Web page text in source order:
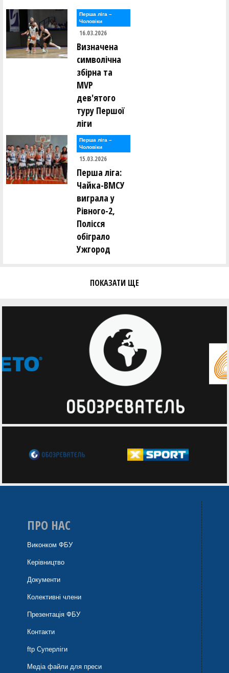
Перша лiга –
Чоловiки
16.03.2026
Визначена
символічна
збірна та
MVP
дев'ятого
туру Першої
ліги
Перша лiга –
Чоловiки
15.03.2026
Перша ліга:
Чайка-ВМСУ
виграла у
Рівного-2,
Полісся
обіграло
Ужгород
ПОКАЗАТИ ЩЕ
ПРО НАС
Виконком ФБУ
Керівництво
Документи
Колективні члени
Презентація ФБУ
Контакти
ftp Суперліги
Медіа файли для преси